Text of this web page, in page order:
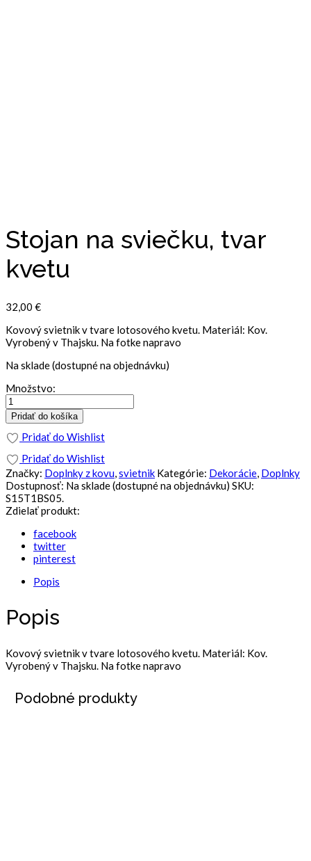
Stojan na sviečku, tvar
kvetu
32,00 €
Kovový svietnik v tvare lotosového kvetu. Materiál: Kov.
Vyrobený v Thajsku. Na fotke napravo
Na sklade (dostupné na objednávku)
Množstvo:
Pridať do košíka
Pridať do Wishlist
Pridať do Wishlist
Značky: Doplnky z kovu,svietnik Kategórie: Dekorácie, Doplnky
Dostupnosť: Na sklade (dostupné na objednávku) SKU:
S15T1BS05.
Zdielať produkt:
facebook
twitter
pinterest
Popis
Popis
Kovový svietnik v tvare lotosového kvetu. Materiál: Kov.
Vyrobený v Thajsku. Na fotke napravo
Podobné produkty